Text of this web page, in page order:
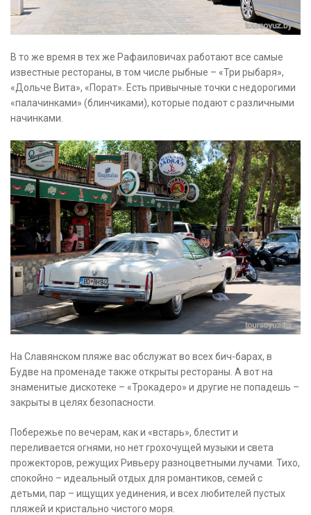
В то же время в тех же Рафаиловичах работают все самые
известные рестораны, в том числе рыбные – «Три рыбаря»,
«Дольче Вита», «Порат». Есть привычные точки с недорогими
«палачинками» (блинчиками), которые подают с различными
начинками.
На Славянском пляже вас обслужат во всех бич-барах, в
Будве на променаде также открыты рестораны. А вот на
знаменитые дискотеке – «Трокадеро» и другие не попадешь –
закрыты в целях безопасности.
Побережье по вечерам, как и «встарь», блестит и
переливается огнями, но нет грохочущей музыки и света
прожекторов, режущих Ривьеру разноцветными лучами. Тихо,
спокойно – идеальный отдых для романтиков, семей с
детьми, пар – ищущих уединения, и всех любителей пустых
пляжей и кристально чистого моря.